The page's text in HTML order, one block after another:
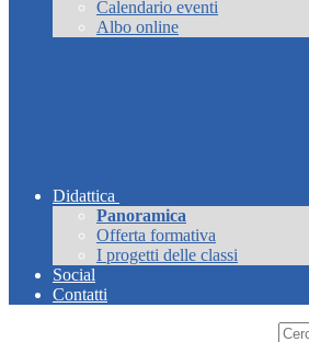
Calendario eventi
Albo online
Didattica
Panoramica
Offerta formativa
I progetti delle classi
Social
Contatti